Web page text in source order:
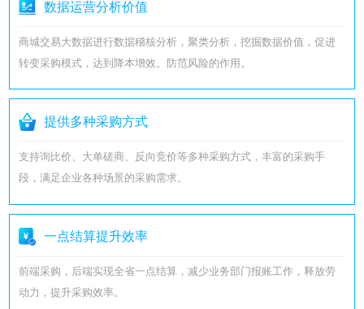
数据运营分析价值
商城交易大数据进行数据稽核分析，聚类分析，挖掘数据价值，促进
转变采购模式，达到降本增效。防范风险的作用。
提供多种采购方式
支持询比价、大单磋商、反向竞价等多种采购方式，丰富的采购手
段，满足企业各种场景的采购需求。
一点结算提升效率
前端采购，后端实现全省一点结算，减少业务部门报账工作，释放劳
动力，提升采购效率。